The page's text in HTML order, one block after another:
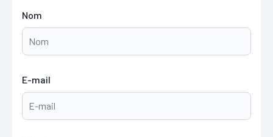
Nom
E-mail